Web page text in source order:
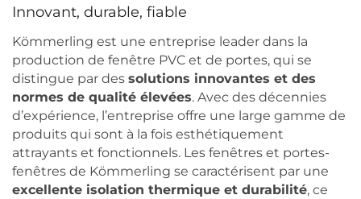
Innovant, durable, fiable
Kömmerling est une entreprise leader dans la
production de fenêtre PVC et de portes, qui se
distingue par des solutions innovantes et des
normes de qualité élevées. Avec des décennies
d’expérience, l’entreprise offre une large gamme de
produits qui sont à la fois esthétiquement
attrayants et fonctionnels. Les fenêtres et portes-
fenêtres de Kömmerling se caractérisent par une
excellente isolation thermique et durabilité, ce